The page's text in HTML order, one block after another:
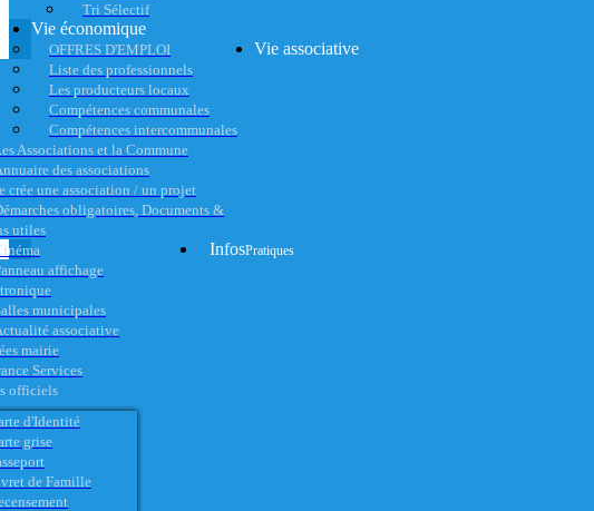
Tri Sélectif
Vie économique
OFFRES D'EMPLOI
Liste des professionnels
Les producteurs locaux
Compétences communales
Compétences intercommunales
Vie associative
Associations et la Commune
des associations
crée une association / un projet
obligatoires, Documents &
utiles
affichage
municipales
associative
InfosPratiques
mairie
Services
officiels
d'Identité
grise
de Famille